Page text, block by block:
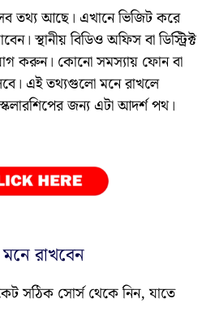
তথ্য আছে। এখানে ভিজিট করে
স্থানীয় বিডিও অফিস বা ডিস্ট্রিক্ট
করুন। কোনো সমস্যায় ফোন বা
এই তথ্যগুলো মনে রাখলে
স্কলারশিপের জন্য এটা আদর্শ পথ।
রাখবেন
সঠিক সোর্স থেকে নিন, যাতে